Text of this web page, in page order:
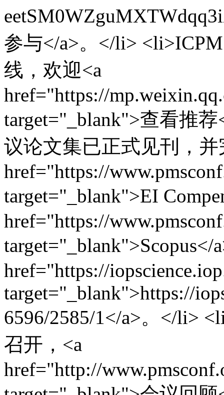
参与</a>。</li>
线，欢迎<a
href="https://
target="_blank">查看推
议论文集已正式见刊，并
href="https://
target="_blank">EI
href="https://
href="https://
target="_blank">https://
6596/2585/1</a>。</li>
召开，<a
href="http://